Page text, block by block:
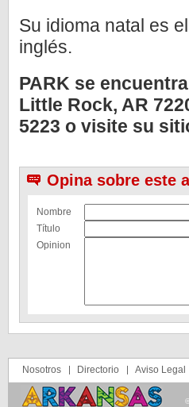
Su idioma natal es
inglés.
PARK se
Little Rock, AR
5223 o visite su
Opina sobre este
Nombre
Título
Opinion
Nosotros Directorio Aviso Legal